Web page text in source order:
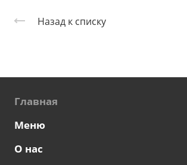
Назад к списку
Главная
Меню
О нас